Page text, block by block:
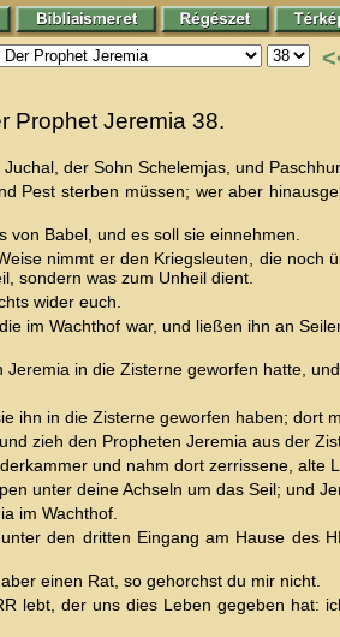
Prophet Jeremia 38.
der Sohn Schelemjas, und
Pest sterben müssen; wer aber
Babel, und es soll sie einnehmen.
nimmt er den Kriegsleuten, die noch
sondern was zum Unheil dient.
wider euch.
im Wachthof war, und ließen ihn an
in die Zisterne geworfen hatte,
in die Zisterne geworfen haben; dort
zieh den Propheten Jeremia aus der
und nahm dort zerrissene, alte
unter deine Achseln um das Seil; und
im Wachthof.
den dritten Eingang am Hause des
einen Rat, so gehorchst du mir nicht.
lebt, der uns dies Leben gegeben hat: